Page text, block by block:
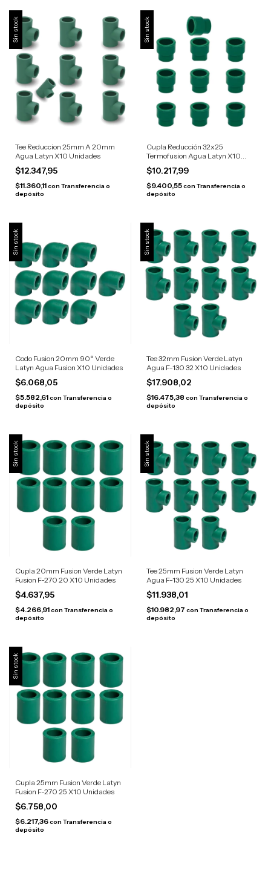
Sin stock
Tee Reduccion 25mm A 20mm
Agua Latyn X10 Unidades
$12.347,95
$11.360,11con Transferencia o
depósito
Sin stock
Cupla Reducción 32x25
Termofusion Agua Latyn X10
Unidades
$10.217,99
$9.400,55con Transferencia o
depósito
Sin stock
Codo Fusion 20mm 90° Verde
Latyn Agua Fusion X10 Unidades
$6.068,05
$5.582,61con Transferencia o
depósito
Sin stock
Tee 32mm Fusion Verde Latyn
Agua F-130 32 X10 Unidades
$17.908,02
$16.475,38 con Transferencia o
depósito
Sin stock
Cupla 20mm Fusion Verde Latyn
Fusion F-270 20 X10 Unidades
$4.637,95
$4.266,91con Transferencia o
depósito
Sin stock
Tee 25mm Fusion Verde Latyn
Agua F-130 25 X10 Unidades
$11.938,01
$10.982,97 con Transferencia o
depósito
Sin stock
Cupla 25mm Fusion Verde Latyn
Fusion F-270 25 X10 Unidades
$6.758,00
$6.217,36con Transferencia o
depósito